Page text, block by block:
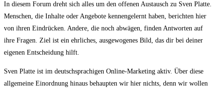
In diesem Forum dreht sich alles um den offenen Austausch zu Sven Platte.
Menschen, die Inhalte oder Angebote kennengelernt haben, berichten hier
von ihren Eindrücken. Andere, die noch abwägen, finden Antworten auf
ihre Fragen. Ziel ist ein ehrliches, ausgewogenes Bild, das dir bei deiner
eigenen Entscheidung hilft.
Sven Platte ist im deutschsprachigen Online-Marketing aktiv. Über diese
allgemeine Einordnung hinaus behaupten wir hier nichts, denn wir wollen